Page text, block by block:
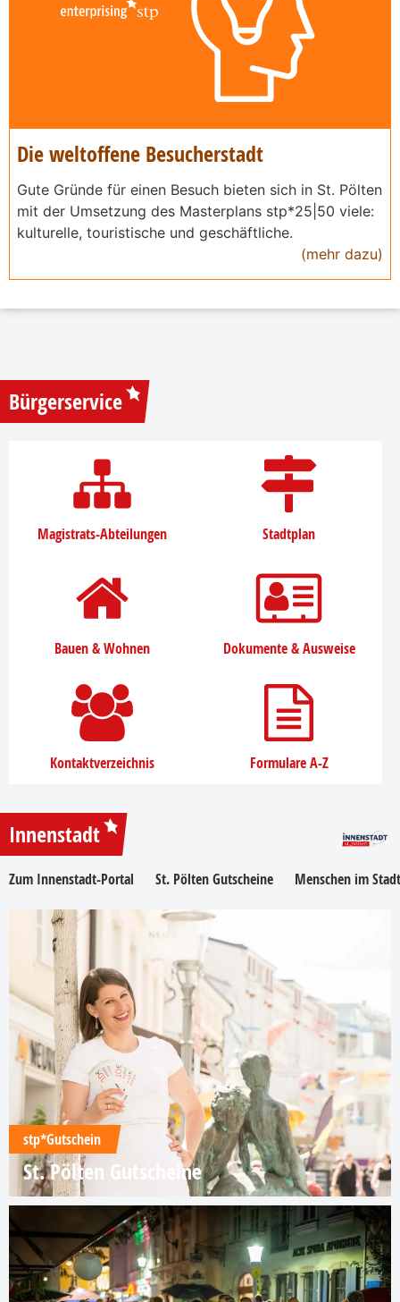
Die weltoffene Besucherstadt
Gute Gründe für einen Besuch bieten sich in St. Pölten
mit der Umsetzung des Masterplans stp*25|50 viele:
kulturelle, touristische und geschäftliche.
(mehr dazu)
Bürgerservice
Magistrats-Abteilungen Stadtplan
Bauen & Wohnen Dokumente & Ausweise
Kontaktverzeichnis Formulare A-Z
Innenstadt
Zum Innenstadt-Portal St. Pölten Gutscheine Menschen im
stp*Gutschein
St. Pölten Gutscheine